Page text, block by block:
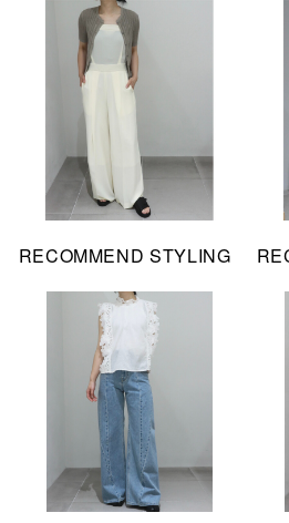
RECOMMEND STYLING